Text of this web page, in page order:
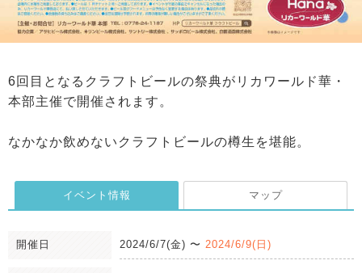
6回目となるクラフトビールの祭典がリカワールド華・
本部主催で開催されます。
なかなか飲めないクラフトビールの樽生を堪能。
イベント情報 マップ
開催日 2024/6/7(金) 〜 2024/6/9(日)